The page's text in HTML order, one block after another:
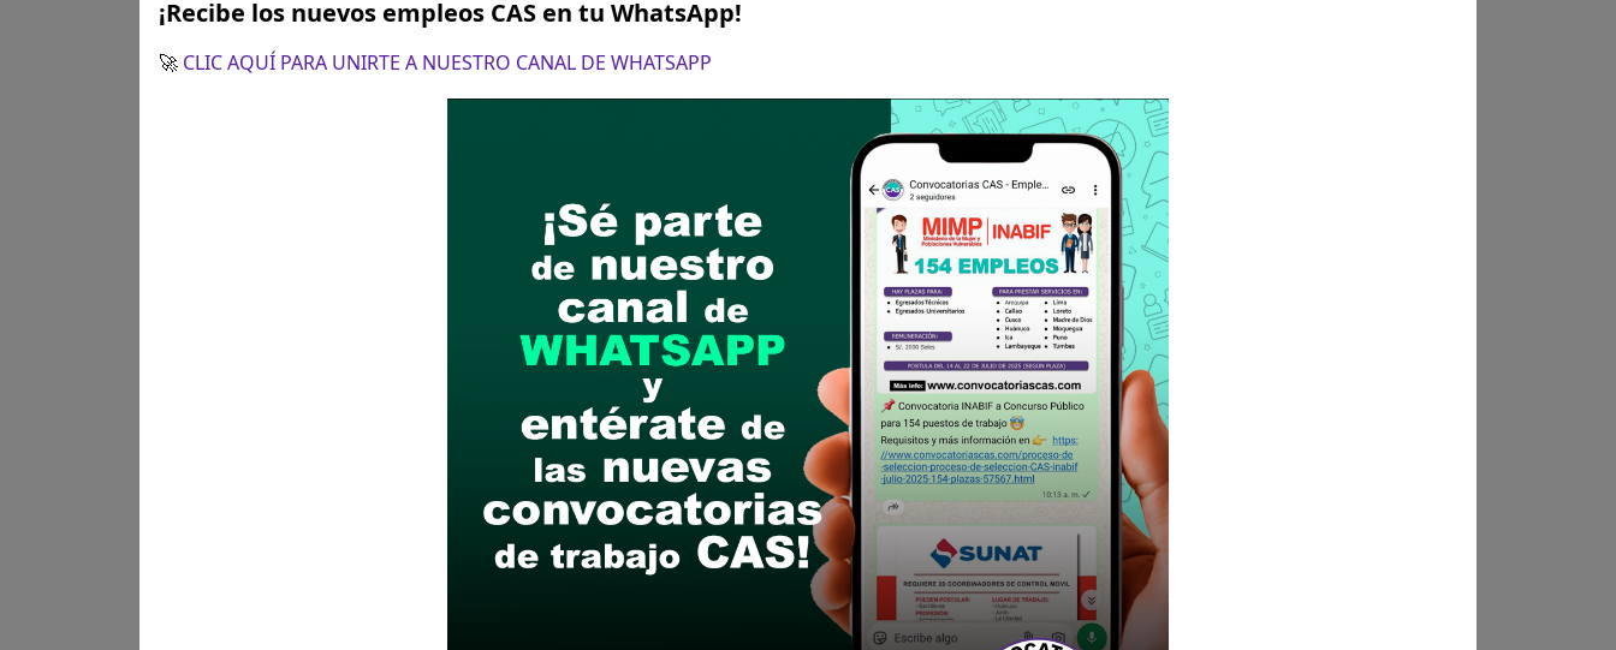
Del 26 al 27 de febrero de 2025
Presentación de expedientes por Mesa de partes
Descarga y revisa a detalle las bases del concurso público
Antes de postular, verifica si cumples con los requisitos para el puesto
Prepara tu documentación y presentalo en la fechas y por los medios que indica las bases
Revisar el cronograma para conocer cuando se publicará los resultados
¡Recibe los nuevos empleos CAS en tu WhatsApp!
🚀 CLIC AQUÍ PARA UNIRTE A NUESTRO CANAL DE WHATSAPP